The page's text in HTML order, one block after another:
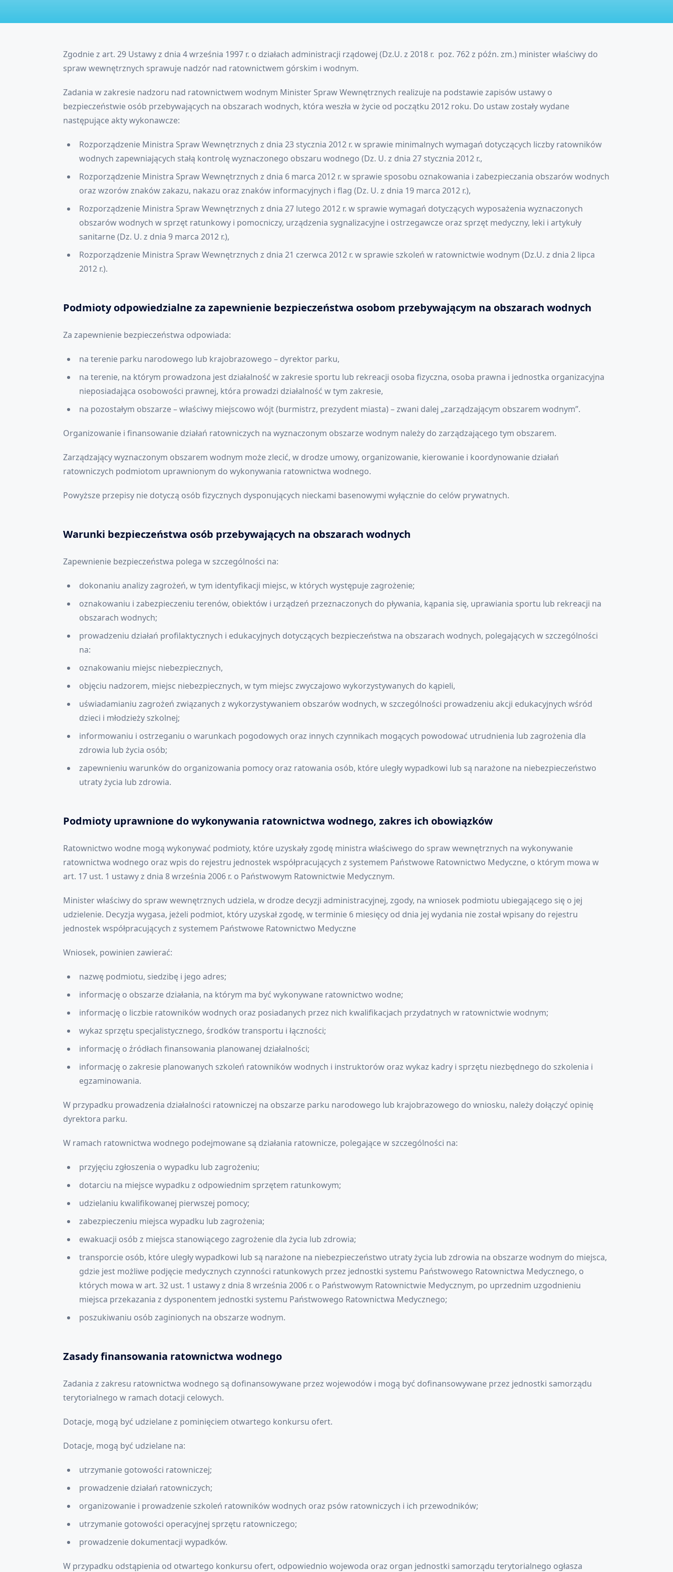
Zgodnie z art. 29 Ustawy z dnia 4 września 1997 r. o działach administracji rządowej (Dz.U. z 2018 r. poz. 762 z późn. zm.) minister właściwy do
spraw wewnętrznych sprawuje nadzór nad ratownictwem górskim i wodnym.
Zadania w zakresie nadzoru nad ratownictwem wodnym Minister Spraw Wewnętrznych realizuje na podstawie zapisów ustawy o
bezpieczeństwie osób przebywających na obszarach wodnych, która weszła w życie od początku 2012 roku. Do ustaw zostały wydane
następujące akty wykonawcze:
Rozporządzenie Ministra Spraw Wewnętrznych z dnia 23 stycznia 2012 r. w sprawie minimalnych wymagań dotyczących liczby ratowników
wodnych zapewniających stałą kontrolę wyznaczonego obszaru wodnego (Dz. U. z dnia 27 stycznia 2012 r.,
Rozporządzenie Ministra Spraw Wewnętrznych z dnia 6 marca 2012 r. w sprawie sposobu oznakowania i zabezpieczania obszarów wodnych
oraz wzorów znaków zakazu, nakazu oraz znaków informacyjnych i flag (Dz. U. z dnia 19 marca 2012 r.),
Rozporządzenie Ministra Spraw Wewnętrznych z dnia 27 lutego 2012 r. w sprawie wymagań dotyczących wyposażenia wyznaczonych
obszarów wodnych w sprzęt ratunkowy i pomocniczy, urządzenia sygnalizacyjne i ostrzegawcze oraz sprzęt medyczny, leki i artykuły
sanitarne (Dz. U. z dnia 9 marca 2012 r.),
Rozporządzenie Ministra Spraw Wewnętrznych z dnia 21 czerwca 2012 r. w sprawie szkoleń w ratownictwie wodnym (Dz.U. z dnia 2 lipca
2012 r.).
Podmioty odpowiedzialne za zapewnienie bezpieczeństwa osobom przebywającym na obszarach wodnych
Za zapewnienie bezpieczeństwa odpowiada:
na terenie parku narodowego lub krajobrazowego – dyrektor parku,
na terenie, na którym prowadzona jest działalność w zakresie sportu lub rekreacji osoba fizyczna, osoba prawna i jednostka organizacyjna
nieposiadająca osobowości prawnej, która prowadzi działalność w tym zakresie,
na pozostałym obszarze – właściwy miejscowo wójt (burmistrz, prezydent miasta) – zwani dalej „zarządzającym obszarem wodnym”.
Organizowanie i finansowanie działań ratowniczych na wyznaczonym obszarze wodnym należy do zarządzającego tym obszarem.
Zarządzający wyznaczonym obszarem wodnym może zlecić, w drodze umowy, organizowanie, kierowanie i koordynowanie działań
ratowniczych podmiotom uprawnionym do wykonywania ratownictwa wodnego.
Powyższe przepisy nie dotyczą osób fizycznych dysponujących nieckami basenowymi wyłącznie do celów prywatnych.
Warunki bezpieczeństwa osób przebywających na obszarach wodnych
Zapewnienie bezpieczeństwa polega w szczególności na:
dokonaniu analizy zagrożeń, w tym identyfikacji miejsc, w których występuje zagrożenie;
oznakowaniu i zabezpieczeniu terenów, obiektów i urządzeń przeznaczonych do pływania, kąpania się, uprawiania sportu lub rekreacji na
obszarach wodnych;
prowadzeniu działań profilaktycznych i edukacyjnych dotyczących bezpieczeństwa na obszarach wodnych, polegających w szczególności
na:
oznakowaniu miejsc niebezpiecznych,
objęciu nadzorem, miejsc niebezpiecznych, w tym miejsc zwyczajowo wykorzystywanych do kąpieli,
uświadamianiu zagrożeń związanych z wykorzystywaniem obszarów wodnych, w szczególności prowadzeniu akcji edukacyjnych wśród
dzieci i młodzieży szkolnej;
informowaniu i ostrzeganiu o warunkach pogodowych oraz innych czynnikach mogących powodować utrudnienia lub zagrożenia dla
zdrowia lub życia osób;
zapewnieniu warunków do organizowania pomocy oraz ratowania osób, które uległy wypadkowi lub są narażone na niebezpieczeństwo
utraty życia lub zdrowia.
Podmioty uprawnione do wykonywania ratownictwa wodnego, zakres ich obowiązków
Ratownictwo wodne mogą wykonywać podmioty, które uzyskały zgodę ministra właściwego do spraw wewnętrznych na wykonywanie
ratownictwa wodnego oraz wpis do rejestru jednostek współpracujących z systemem Państwowe Ratownictwo Medyczne, o którym mowa w
art. 17 ust. 1 ustawy z dnia 8 września 2006 r. o Państwowym Ratownictwie Medycznym.
Minister właściwy do spraw wewnętrznych udziela, w drodze decyzji administracyjnej, zgody, na wniosek podmiotu ubiegającego się o jej
udzielenie. Decyzja wygasa, jeżeli podmiot, który uzyskał zgodę, w terminie 6 miesięcy od dnia jej wydania nie został wpisany do rejestru
jednostek współpracujących z systemem Państwowe Ratownictwo Medyczne
Wniosek, powinien zawierać:
nazwę podmiotu, siedzibę i jego adres;
informację o obszarze działania, na którym ma być wykonywane ratownictwo wodne;
informację o liczbie ratowników wodnych oraz posiadanych przez nich kwalifikacjach przydatnych w ratownictwie wodnym;
wykaz sprzętu specjalistycznego, środków transportu i łączności;
informację o źródłach finansowania planowanej działalności;
informację o zakresie planowanych szkoleń ratowników wodnych i instruktorów oraz wykaz kadry i sprzętu niezbędnego do szkolenia i
egzaminowania.
W przypadku prowadzenia działalności ratowniczej na obszarze parku narodowego lub krajobrazowego do wniosku, należy dołączyć opinię
dyrektora parku.
W ramach ratownictwa wodnego podejmowane są działania ratownicze, polegające w szczególności na:
przyjęciu zgłoszenia o wypadku lub zagrożeniu;
dotarciu na miejsce wypadku z odpowiednim sprzętem ratunkowym;
udzielaniu kwalifikowanej pierwszej pomocy;
zabezpieczeniu miejsca wypadku lub zagrożenia;
ewakuacji osób z miejsca stanowiącego zagrożenie dla życia lub zdrowia;
transporcie osób, które uległy wypadkowi lub są narażone na niebezpieczeństwo utraty życia lub zdrowia na obszarze wodnym do miejsca,
gdzie jest możliwe podjęcie medycznych czynności ratunkowych przez jednostki systemu Państwowego Ratownictwa Medycznego, o
których mowa w art. 32 ust. 1 ustawy z dnia 8 września 2006 r. o Państwowym Ratownictwie Medycznym, po uprzednim uzgodnieniu
miejsca przekazania z dysponentem jednostki systemu Państwowego Ratownictwa Medycznego;
poszukiwaniu osób zaginionych na obszarze wodnym.
Zasady finansowania ratownictwa wodnego
Zadania z zakresu ratownictwa wodnego są dofinansowywane przez wojewodów i mogą być dofinansowywane przez jednostki samorządu
terytorialnego w ramach dotacji celowych.
Dotacje, mogą być udzielane z pominięciem otwartego konkursu ofert.
Dotacje, mogą być udzielane na:
utrzymanie gotowości ratowniczej;
prowadzenie działań ratowniczych;
organizowanie i prowadzenie szkoleń ratowników wodnych oraz psów ratowniczych i ich przewodników;
utrzymanie gotowości operacyjnej sprzętu ratowniczego;
prowadzenie dokumentacji wypadków.
W przypadku odstąpienia od otwartego konkursu ofert, odpowiednio wojewoda oraz organ jednostki samorządu terytorialnego ogłasza